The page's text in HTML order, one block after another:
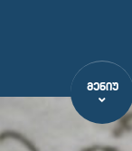
ᲛᲔᲜᲘᲣ